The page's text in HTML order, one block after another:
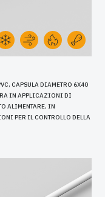
CAPSULA DIAMETRO 6X40
IN APPLICAZIONI DI
ALIMENTARE, IN
PER IL CONTROLLO DELLA